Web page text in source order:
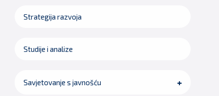
Strategija razvoja
Studije i analize
Savjetovanje s javnošću